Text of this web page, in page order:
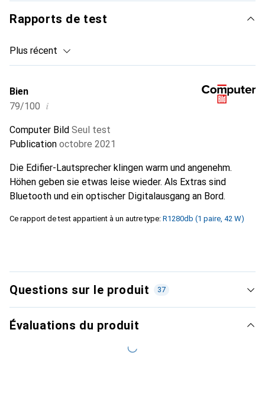
Rapports de test
Plus récent
Bien
79/100 i
Computer Bild Seul test
Publication octobre 2021
Die Edifier-Lautsprecher klingen warm und angenehm.
Höhen geben sie etwas leise wieder. Als Extras sind
Bluetooth und ein optischer Digitalausgang an Bord.
Ce rapport de test appartient à un autre type: R1280db (1 paire, 42 W)
Questions sur le produit 37
Évaluations du produit